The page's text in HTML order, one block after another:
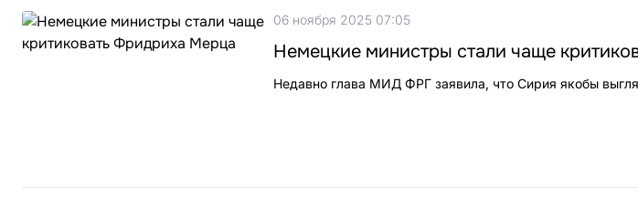
06 ноября 2025 07:05
Немецкие министры стали чаще
Недавно глава МИД ФРГ заявила, что Сирия якобы